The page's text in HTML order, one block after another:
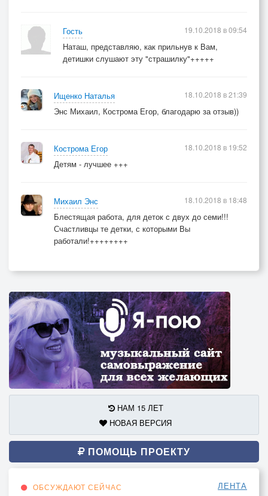
Гость
Наташ, представляю, как прильнув к Вам,
детишки слушают эту "страшилку"+++++
19.10.2018 в 09:54
Ищенко Наталья
Энс Михаил, Кострома Егор, благодарю за отзыв))
18.10.2018 в 21:39
Кострома Егор
Детям - лучшее +++
18.10.2018 в 19:52
Михаил Энс
Блестящая работа, для деток с двух до семи!!!
Счастливцы те детки, с которыми Вы
работали!++++++++
18.10.2018 в 18:48
НАМ 15 ЛЕТ
НОВАЯ ВЕРСИЯ
ПОМОЩЬ ПРОЕКТУ
ОБСУЖДАЮТ СЕЙЧАС ЛЕНТА